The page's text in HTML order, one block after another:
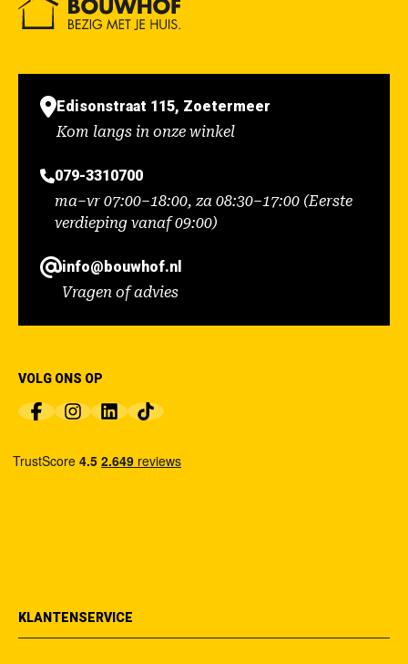
Edisonstraat 115, Zoetermeer
Kom langs in onze winkel
079-3310700
ma–vr 07:00–18:00, za 08:30–17:00 (Eerste
verdieping vanaf 09:00)
info@bouwhof.nl
Vragen of advies
VOLG ONS OP
KLANTENSERVICE